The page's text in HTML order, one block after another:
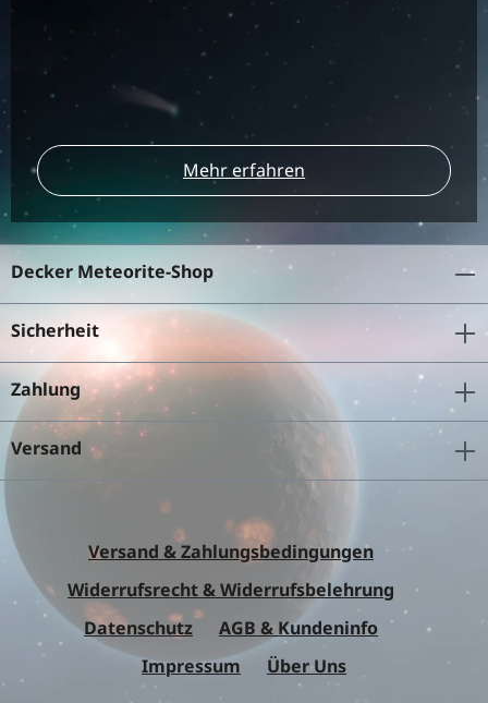
Mehr erfahren
Decker Meteorite-Shop
Sicherheit
Zahlung
Versand
Versand & Zahlungsbedingungen
Widerrufsrecht & Widerrufsbelehrung
Datenschutz
AGB & Kundeninfo
Impressum
Über Uns